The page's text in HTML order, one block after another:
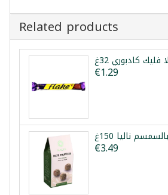
Related products
كادبوري 32غ
€1.29
نالیا 150غ
€3.49